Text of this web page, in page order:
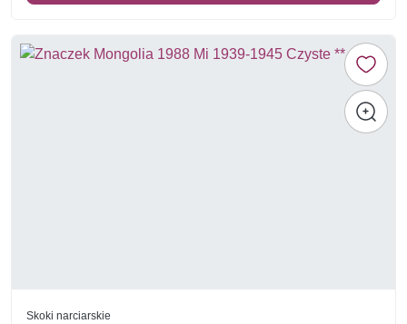
Skoki narciarskie